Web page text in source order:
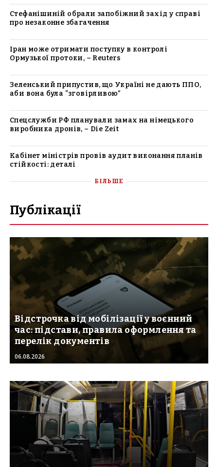
Стефанішиній обрали запобіжний захід у справі
про незаконне збагачення
Іран може отримати поступку в контролі
Ормузької протоки, – Reuters
Зеленський припустив, що Україні не дають ППО,
аби вона була “зговірливою”
Спецслужби РФ планували замах на німецького
виробника дронів, – Die Zeit
Кабінет міністрів провів аудит виконання планів
стійкості: деталі
БІЛЬШЕ
Публікації
Відстрочка від мобілізації у воєнний
час: підстави, правила оформлення та
перелік документів
06.08.2026